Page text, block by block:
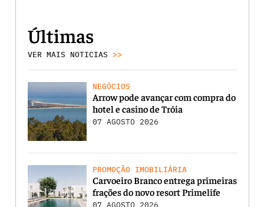
Últimas
VER MAIS NOTICIAS >>
NEGÓCIOS
Arrow pode avançar com compra do
hotel e casino de Tróia
07 AGOSTO 2026
PROMOÇÃO IMOBILIÁRIA
Carvoeiro Branco entrega primeiras
frações do novo resort Primelife
07 AGOSTO 2026